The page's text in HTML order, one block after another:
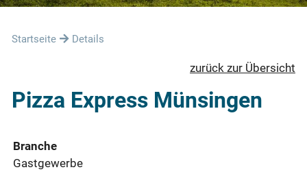
Startseite Details
zurück zur Übersicht
Pizza Express Münsingen
Branche
Gastgewerbe